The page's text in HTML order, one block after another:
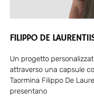
FILIPPO DE
Un progetto
attraverso una capsule
Taormina Filippo De
presentano